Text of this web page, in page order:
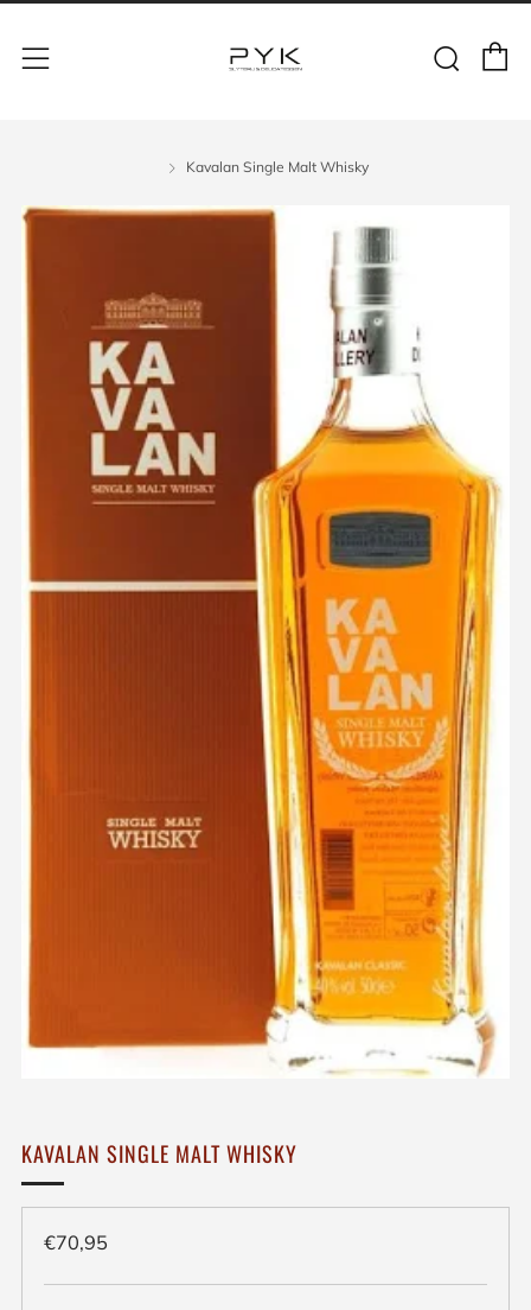
Kavalan Single Malt Whisky
KAVALAN SINGLE MALT WHISKY
Regulieren
€70,95